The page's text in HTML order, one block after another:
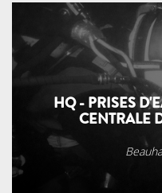
HQ - PRISES
CENTRALE